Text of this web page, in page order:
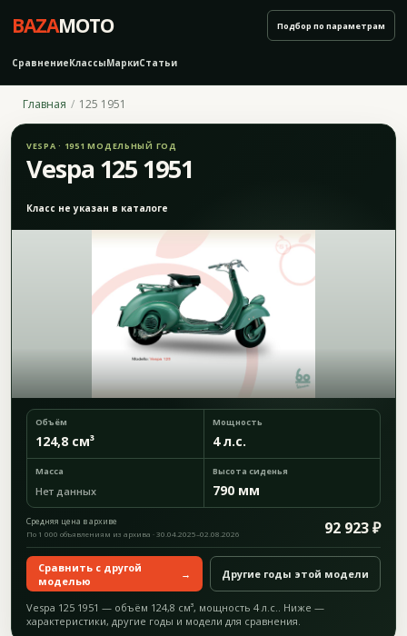
BAZAMOTO
СравнениеКлассыМаркиСтатьи
Подбор по параметрам
Главная 125 1951
VESPA · 1951 МОДЕЛЬНЫЙ ГОД
Vespa 125 1951
Класс не указан в каталоге
Объём
124,8 см³
Мощность
4 л.с.
Масса
Нет данных
Высота сиденья
790 мм
Средняя цена в архиве 92 923 ₽
По 1 000 объявлениям из архива · 30.04.2025–02.08.2026
Сравнить с другой
моделью
→ Другие годы этой модели
Vespa 125 1951 — объём 124,8 см³, мощность 4 л.с.. Ниже —
характеристики, другие годы и модели для сравнения.